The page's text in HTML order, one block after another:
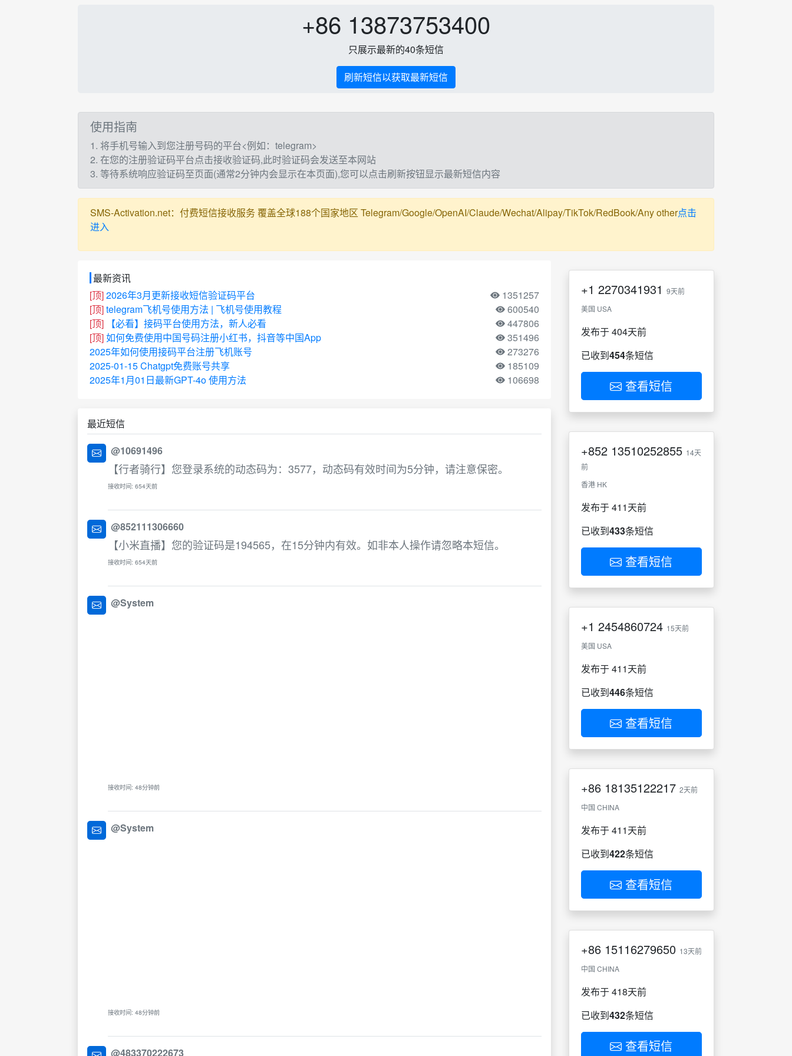
+86 13873753400
只展示最新的40条短信
刷新短信以获取最新短信
使用指南
1. 将手机号输入到您注册号码的平台<例如：telegram>
2. 在您的注册验证码平台点击接收验证码,此时验证码会发送至本网站
3. 等待系统响应验证码至页面(通常2分钟内会显示在本页面),您可以点击刷新按钮显示最新短信内容
SMS-Activation.net：付费短信接收服务 覆盖全球188个国家地区 Telegram/Google/OpenAI/Claude/Wechat/Alipay/TikTok/RedBook/Any other点击
进入
最新资讯
[顶]2026年3月更新接收短信验证码平台
1351257
[顶]telegram飞机号使用方法 | 飞机号使用教程
600540
[顶]
【必看】接码平台使用方法，新人必看
447806
[顶]如何免费使用中国号码注册小红书，抖音等中国App
351496
2025年如何使用接码平台注册飞机账号
273276
2025-01-15 Chatgpt免费账号共享
185109
2025年1月01日最新GPT-4o 使用方法
106698
最近短信
@10691496
【行者骑行】您登录系统的动态码为：3577，动态码有效时间为5分钟，请注意保密。
接收时间: 654天前
@852111306660
【小米直播】您的验证码是194565，在15分钟内有效。如非本人操作请忽略本短信。
接收时间: 654天前
@System
接收时间: 48分钟前
@System
接收时间: 48分钟前
@483370222673
+1 2270341931 9天前
美国 USA
发布于 404天前
已收到454条短信
查看短信
+852 13510252855 14天
前
香港 HK
发布于 411天前
已收到433条短信
查看短信
+1 2454860724 15天前
美国 USA
发布于 411天前
已收到446条短信
查看短信
+86 18135122217 2天前
中国 CHINA
发布于 411天前
已收到422条短信
查看短信
+86 15116279650 13天前
中国 CHINA
发布于 418天前
已收到432条短信
查看短信